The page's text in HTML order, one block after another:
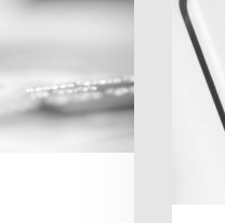
verliefd